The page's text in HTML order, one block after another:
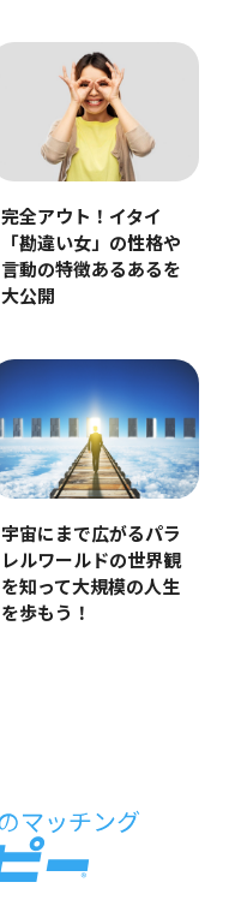
完全アウト！イタイ
「勘違い女」の性格や
言動の特徴あるあるを
大公開
宇宙にまで広がるパラ
レルワールドの世界観
を知って大規模の人生
を歩もう！